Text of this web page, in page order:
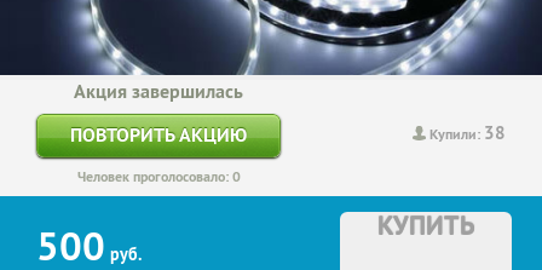
Купили: 38
Акция завершилась
ПОВТОРИТЬ АКЦИЮ
Человек проголосовало: 0
500 руб.
КУПИТЬ